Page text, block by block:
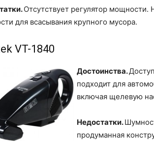
Отсутствует регулятор
для всасывания крупного мусора.
VT-1840
Достоинства.
подходит для
включая щелевую
Недостатки.
продуманная